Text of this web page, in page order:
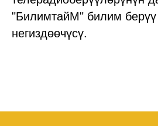
"БилимтайМ" билим
негиздөөчүсү.